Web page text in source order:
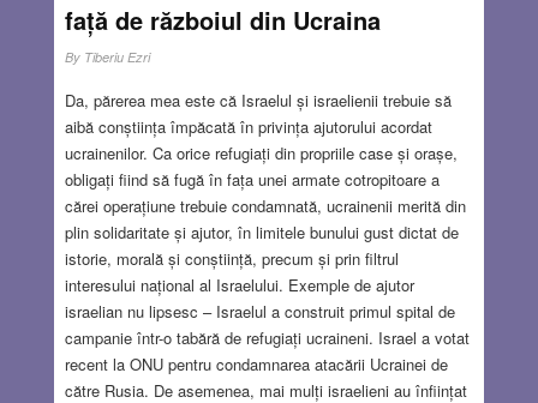
față de războiul din Ucraina
By Tiberiu Ezri
Da, părerea mea este că Israelul și israelienii trebuie să
aibă conștiința împăcată în privința ajutorului acordat
ucrainenilor. Ca orice refugiați din propriile case și orașe,
obligați fiind să fugă în fața unei armate cotropitoare a
cărei operațiune trebuie condamnată, ucrainenii merită din
plin solidaritate și ajutor, în limitele bunului gust dictat de
istorie, morală și conștiință, precum și prin filtrul
interesului național al Israelului. Exemple de ajutor
israelian nu lipsesc – Israelul a construit primul spital de
campanie într-o tabără de refugiați ucraineni. Israel a votat
recent la ONU pentru condamnarea atacării Ucrainei de
către Rusia. De asemenea, mai mulți israelieni au înființat